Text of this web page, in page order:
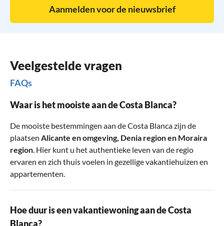
Aanmelden voor de nieuwsbrief
Veelgestelde vragen
FAQs
Waar is het mooiste aan de Costa Blanca?
De mooiste bestemmingen aan de Costa Blanca zijn de
plaatsen Alicante en omgeving, Denia regionen Moraira
region. Hier kunt u het authentieke leven van de regio
ervaren en zich thuis voelen in gezellige vakantiehuizen en
appartementen.
Hoe duur is een vakantiewoning aan de Costa
Blanca?